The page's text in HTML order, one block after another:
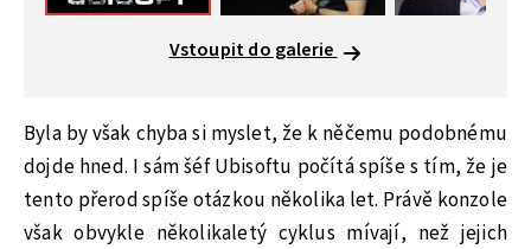
Vstoupit do galerie
Byla by však chyba si myslet, že k něčemu podobnému
dojde hned. I sám šéf Ubisoftu počítá spíše s tím, že je
tento přerod spíše otázkou několika let. Právě konzole
však obvykle několikaletý cyklus mívají, než jejich